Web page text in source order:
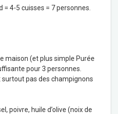
4-5 cuisses = 7 personnes.
maison (et plus simple Purée
pour 3 personnes.
surtout pas des champignons
poivre, huile d’olive (noix de